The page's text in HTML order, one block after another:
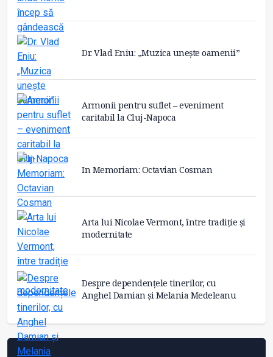
Dr. Vlad Eniu: „Muzica unește oamenii”
Armonii pentru suflet – eveniment
caritabil la Cluj-Napoca
In Memoriam: Octavian Cosman
Arta lui Nicolae Vermont, între tradiție și
modernitate
Despre dependențele tinerilor, cu
Anghel Damian și Melania Medeleanu